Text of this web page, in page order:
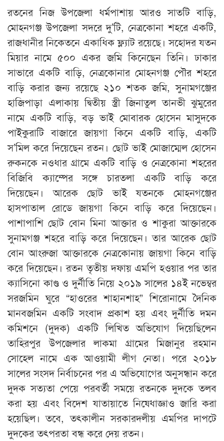
রতনের নিজ উপজেলা ধর্মপাশায় আরও সাতটি বাড়ি,
মোহনগঞ্জ উপজেলা সদরে দু’টি, নেত্রকোনা শহরে একটি,
রাজধানীর নিকেতনে একাধিক ফ্ল্যাট রয়েছে। সহোদর যতন
মিয়ার নামে ৫০০ একর জমি কিনেছেন তিনি। ঢাকার
সাভারে একটি বাড়ি, নেত্রকোনার মোহনগঞ্জ পৌর শহরে
বাড়ি করার জন্য রয়েছে ২১০ শতক জমি, সুনামগঞ্জের
হাজিপাড়া এলাকায় দ্বিতীয় স্ত্রী জিনাতুল তানভী ঝুমুরের
নামে একটি বাড়ি, বড় ভাই মোবারক হোসেন মাসুদকে
পাইকুরাটি বাজারে জায়গা কিনে একটি বাড়ি, একটি
স’মিল করে দিয়েছেন রতন। ছোট ভাই মোজাম্মেল হোসেন
রুকনকে নওধার গ্রামে একটি বাড়ি ও নেত্রকোনা শহরের
বিজিবি ক্যাম্পের সঙ্গে চারতলা একটি বাড়ি করে
দিয়েছেন। আরেক ছোট ভাই যতনকে মোহনগঞ্জের
হাসপাতাল রোডে জায়গা কিনে বাড়ি করে দিয়েছেন।
পাশাপাশি ছোট বোন মিনা আক্তার ও শাকুরা আক্তারকে
সুনামগঞ্জ শহরে বাড়ি করে দিয়েছেন। তার আরেক ছোট
বোন আংরুজা আক্তারকে নেত্রকোনায় জায়গা কিনে বাড়ি
করে দিয়েছেন। রতন তৃতীয় দফায় এমপি হওয়ার পর তার
ক্যাসিনো কাণ্ড ও দুর্নীতি নিয়ে ২০১৯ সালের ১৪ই নভেম্বর
সরজমিন ঘুরে “হাওরের শাহানশাহ” শিরোনামে দৈনিক
মানবজমিন একটি সংবাদ প্রকাশ হয় এবং দুর্নীতি দমন
কমিশনে (দুদক) একটি লিখিত অভিযোগ দিয়েছিলেন
তাহিরপুর উপজেলার লাকমা গ্রামের মিজানুর রহমান
সোহেল নামে এক আওয়ামী লীগ নেতা। পরে ২০১৮
সালের সংসদ নির্বাচনের পর এ অভিযোগের অনুসন্ধান করে
দুদক সত্যতা পেয়ে পরবর্তী সময়ে রতনকে দুদকে তলব
করা হয় এবং বিদেশ যাতায়াতে নিষেধাজ্ঞাও জারি করা
হয়েছিল। তবে, তৎকালীন সরকারদলীয় এমপির দাপটে
দুদকের তৎপরতা বন্ধ করে দেয় রতন।